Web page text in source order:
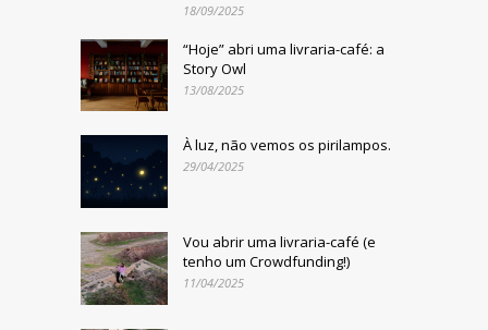
18/09/2025
“Hoje” abri uma livraria-café: a
Story Owl
13/08/2025
À luz, não vemos os pirilampos.
29/04/2025
Vou abrir uma livraria-café (e
tenho um Crowdfunding!)
11/04/2025